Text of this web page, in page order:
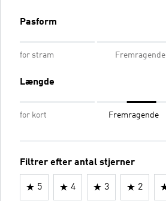
Pasform
for stram Fremragende
Længde
for kort Fremragende
Filtrer efter antal stjerner
5 4 3 2